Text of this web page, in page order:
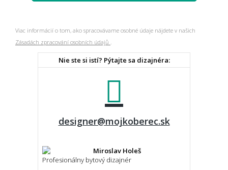
Viac informácií o tom, ako spracovávame osobné údaje nájdete v našich
Zásadách zpracování osobních údajů
Nie ste si istí? Pýtajte sa dizajnéra:
designer@mojkoberec.sk
Miroslav Holeš
Profesionálny bytový dizajnér